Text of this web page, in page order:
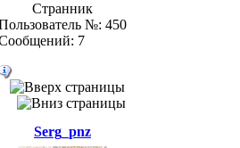
Странник
№: 450
7
Serg_pnz